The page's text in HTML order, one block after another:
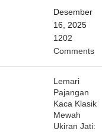
Desember
16, 2025
1202
Comments
Lemari
Pajangan
Kaca Klasik
Mewah
Ukiran Jati: